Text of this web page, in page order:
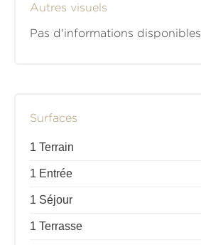
Autres visuels
Pas d'informations disponibles
Surfaces
1 Terrain
1 Entrée
1 Séjour
1 Terrasse